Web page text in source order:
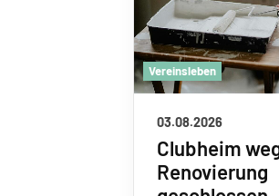
Vereinsleben
03.08.2026
Clubheim
Renovierung